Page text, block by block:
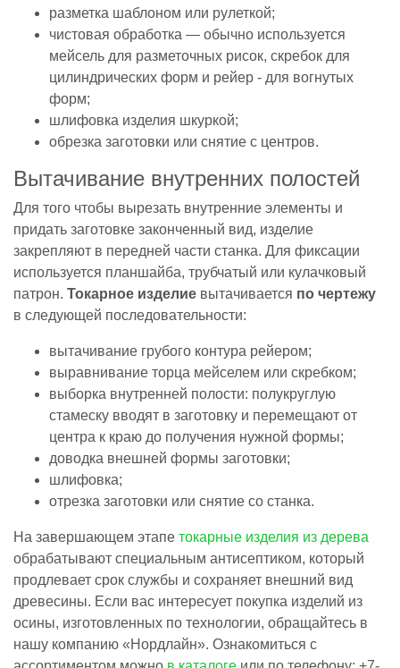
разметка шаблоном или рулеткой;
чистовая обработка — обычно используется
мейсель для разметочных рисок, скребок для
цилиндрических форм и рейер - для вогнутых
форм;
шлифовка изделия шкуркой;
обрезка заготовки или снятие с центров.
Вытачивание внутренних полостей
Для того чтобы вырезать внутренние элементы и
придать заготовке законченный вид, изделие
закрепляют в передней части станка. Для фиксации
используется планшайба, трубчатый или кулачковый
патрон. Токарное изделие вытачивается по чертежу
в следующей последовательности:
вытачивание грубого контура рейером;
выравнивание торца мейселем или скребком;
выборка внутренней полости: полукруглую
стамеску вводят в заготовку и перемещают от
центра к краю до получения нужной формы;
доводка внешней формы заготовки;
шлифовка;
отрезка заготовки или снятие со станка.
На завершающем этапе токарные изделия из дерева
обрабатывают специальным антисептиком, который
продлевает срок службы и сохраняет внешний вид
древесины. Если вас интересует покупка изделий из
осины, изготовленных по технологии, обращайтесь в
нашу компанию «Нордлайн». Ознакомиться с